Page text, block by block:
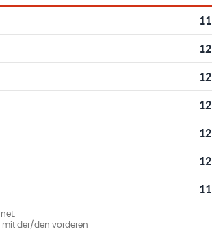
und Punkten 11
12
12
12
12
12
11
mit der/den vorderen